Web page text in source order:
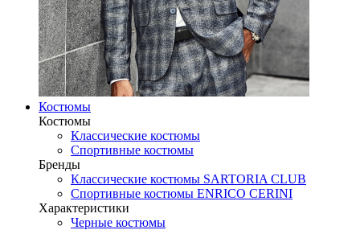
Костюмы
Костюмы
Классические костюмы
Спортивные костюмы
Бренды
Классические костюмы SARTORIA CLUB
Спортивные костюмы ENRICO CERINI
Характеристики
Черные костюмы